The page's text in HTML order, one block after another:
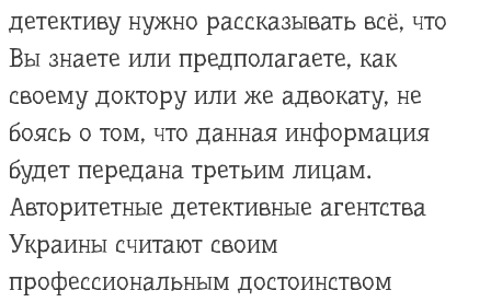
детективу нужно рассказывать всё, что
Вы знаете или предполагаете, как
своему доктору или же адвокату, не
боясь о том, что данная информация
будет передана третьим лицам.
Авторитетные детективные агентства
Украины считают своим
профессиональным достоинством